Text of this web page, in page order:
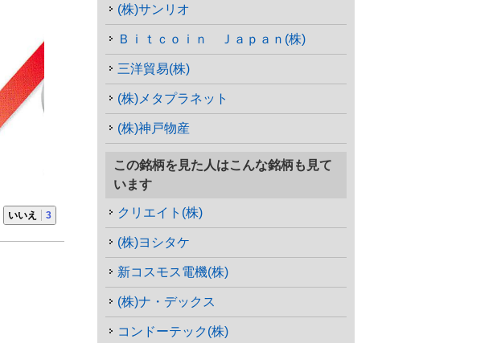
いいえ 3
(株)サンリオ
Ｂｉｔｃｏｉｎ Ｊａｐａｎ(株)
三洋貿易(株)
(株)メタプラネット
(株)神戸物産
この銘柄を見た人はこんな銘柄も見て
います
クリエイト(株)
(株)ヨシタケ
新コスモス電機(株)
(株)ナ・デックス
コンドーテック(株)